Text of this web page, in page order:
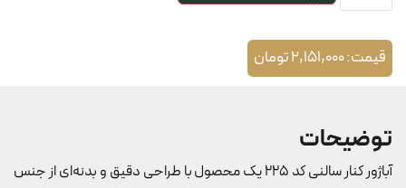
قیمت:2,151,000تومان
توضیحات
آباژور کنار سالنی کد 225 یک محصول با طراحی دقیق و بدنه‌ای از جنس